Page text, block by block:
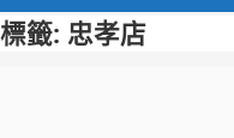
標籤: 忠孝店